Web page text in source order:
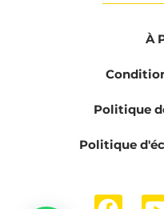
À
Politique
Politique
F